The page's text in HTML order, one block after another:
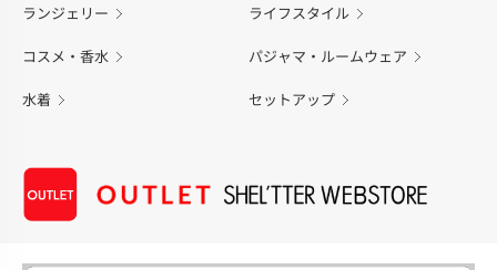
ランジェリー ライフスタイル
コスメ・香水 パジャマ・ルームウェア
水着 セットアップ